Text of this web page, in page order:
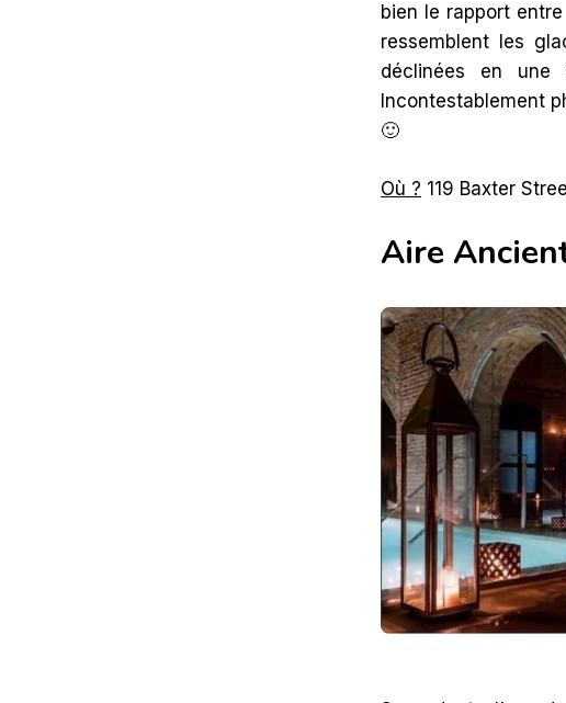
bien le rapport
ressemblent les
déclinées en
Incontestablement
🙂
Où ? 119 Baxter
Aire